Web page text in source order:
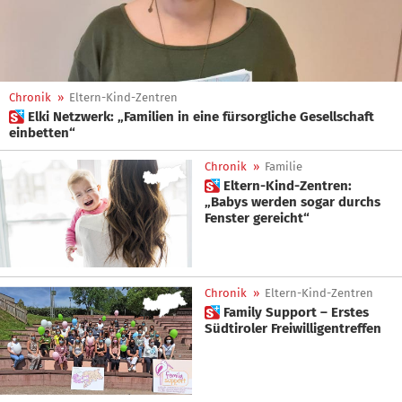
Chronik » Eltern-Kind-Zentren
 Elki Netzwerk: „Familien in eine fürsorgliche Gesellschaft
einbetten“
Chronik » Familie
 Eltern-Kind-Zentren:
„Babys werden sogar durchs
Fenster gereicht“
Chronik » Eltern-Kind-Zentren
 Family Support – Erstes
Südtiroler Freiwilligentreffen